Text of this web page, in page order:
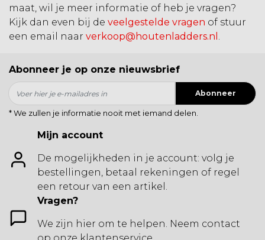
maat, wil je meer informatie of heb je vragen?
Kijk dan even bij de veelgestelde vragen of stuur
een email naar verkoop@houtenladders.nl .
Abonneer je op onze nieuwsbrief
Abonneer
* We zullen je informatie nooit met iemand delen.
Mijn account
De mogelijkheden in je account: volg je
bestellingen, betaal rekeningen of regel
een retour van een artikel.
Vragen?
We zijn hier om te helpen. Neem contact